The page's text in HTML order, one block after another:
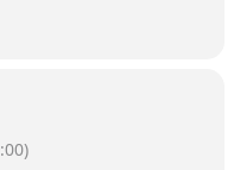
den
sind